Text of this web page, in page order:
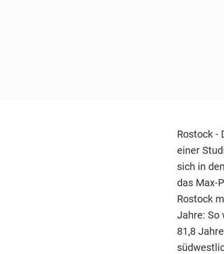
Rostock -
einer
sich in
das Max-
Rostock
Jahre: So
81,8